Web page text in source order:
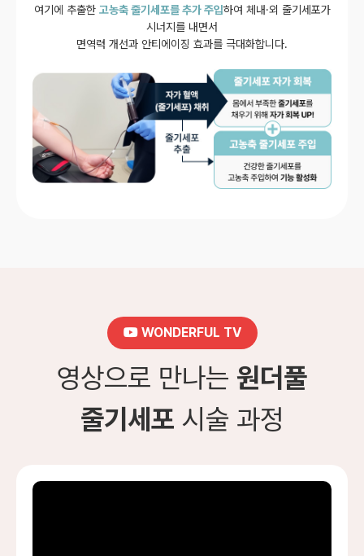
여기에 추출한 고농축 줄기세포를 추가 주입하여 체내·외 줄기세포가
시너지를 내면서
면역력 개선과 안티에이징 효과를 극대화합니다.
WONDERFUL TV
영상으로 만나는 원더풀
줄기세포 시술 과정